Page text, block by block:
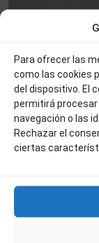
Para ofrecer las
como las cookies
del dispositivo. El
permitirá
navegación o las
Rechazar el
ciertas